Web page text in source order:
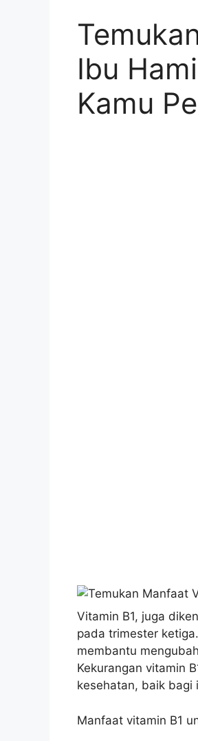
Ibu
Kamu
Vitamin B1, juga
pada trimester
membantu
Kekurangan vitamin
kesehatan, baik bagi
Manfaat vitamin B1